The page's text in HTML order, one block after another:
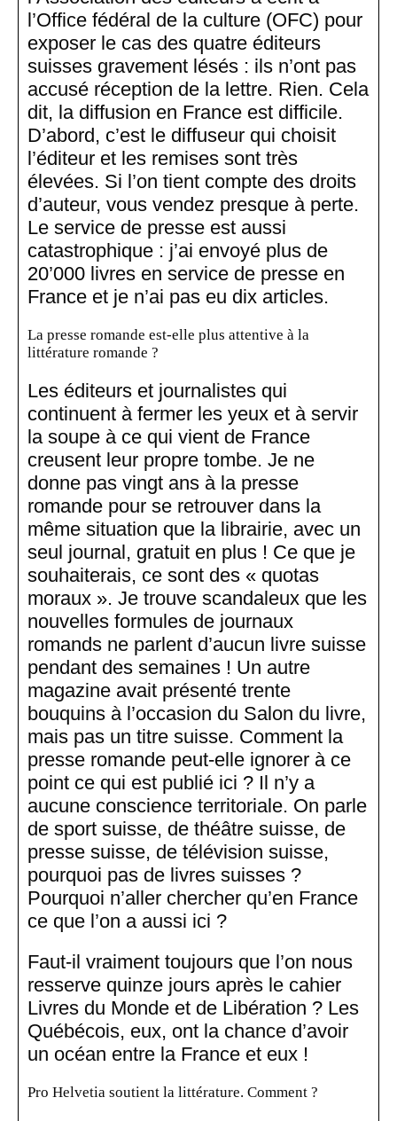
l’Office fédéral de la culture (OFC) pour
exposer le cas des quatre éditeurs
suisses gravement lésés : ils n’ont pas
accusé réception de la lettre. Rien. Cela
dit, la diffusion en France est difficile.
D’abord, c’est le diffuseur qui choisit
l’éditeur et les remises sont très
élevées. Si l’on tient compte des droits
d’auteur, vous vendez presque à perte.
Le service de presse est aussi
catastrophique : j’ai envoyé plus de
20’000 livres en service de presse en
France et je n’ai pas eu dix articles.
La presse romande est-elle plus attentive à la
littérature romande ?
Les éditeurs et journalistes qui
continuent à fermer les yeux et à servir
la soupe à ce qui vient de France
creusent leur propre tombe. Je ne
donne pas vingt ans à la presse
romande pour se retrouver dans la
même situation que la librairie, avec un
seul journal, gratuit en plus ! Ce que je
souhaiterais, ce sont des « quotas
moraux ». Je trouve scandaleux que les
nouvelles formules de journaux
romands ne parlent d’aucun livre suisse
pendant des semaines ! Un autre
magazine avait présenté trente
bouquins à l’occasion du Salon du livre,
mais pas un titre suisse. Comment la
presse romande peut-elle ignorer à ce
point ce qui est publié ici ? Il n’y a
aucune conscience territoriale. On parle
de sport suisse, de théâtre suisse, de
presse suisse, de télévision suisse,
pourquoi pas de livres suisses ?
Pourquoi n’aller chercher qu’en France
ce que l’on a aussi ici ?
Faut-il vraiment toujours que l’on nous
resserve quinze jours après le cahier
Livres du Monde et de Libération ? Les
Québécois, eux, ont la chance d’avoir
un océan entre la France et eux !
Pro Helvetia soutient la littérature. Comment ?